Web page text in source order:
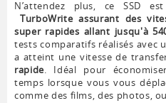
N’attendez plus, ce SSD
TurboWrite assurant des
super rapides allant jusqu'à
tests comparatifs réalisés avec
a atteint une vitesse de
rapide. Idéal pour
temps lorsque vous vous
comme des films, des photos,